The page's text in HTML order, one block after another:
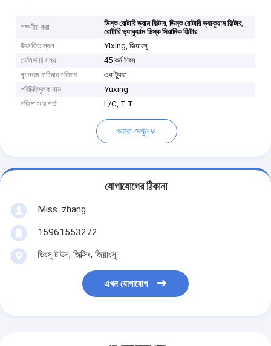
লক্ষণীয় করা ডিস্ক রোটারি ড্রাম ফিল্টার,ডিস্ক রোটারি ভ্যাকুয়াম ফিল্টার,
রোটারি ভ্যাকুয়াম ডিস্ক সিরামিক ফিল্টার
উৎপত্তি স্থল
Yixing, জিয়াংসু
ডেলিভারি সময়
45 কর্ম দিবস
ন্যূনতম চাহিদার পরিমাণ
এক টুকরা
পরিচিতিমুলক নাম
Yuxing
পরিশোধের শর্ত
L/C, T T
আরো দেখুন
যোগাযোগের ঠিকানা
Miss. zhang
15961553272
ডিংসু টাউন, জিক্সিং, জিয়াংসু
এখন যোগাযোগ